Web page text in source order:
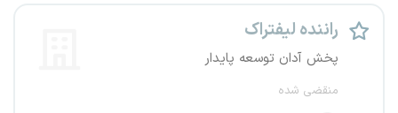
راننده لیفتراک
پخش آدان توسعه پایدار
منقضی شده